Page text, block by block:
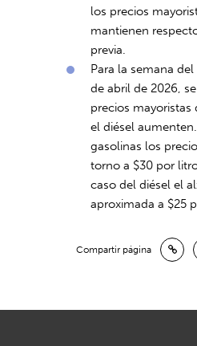
los precios
mantienen
previa.
Para la semana
de abril de 2026,
precios mayoristas
el diésel
gasolinas los
torno a $30 por
caso del diésel el
aproximada a $25
Compartir página